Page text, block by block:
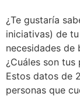
¿Te gustaría
iniciativas) de
necesidades de
¿Cuáles son
Estos datos de
personas que